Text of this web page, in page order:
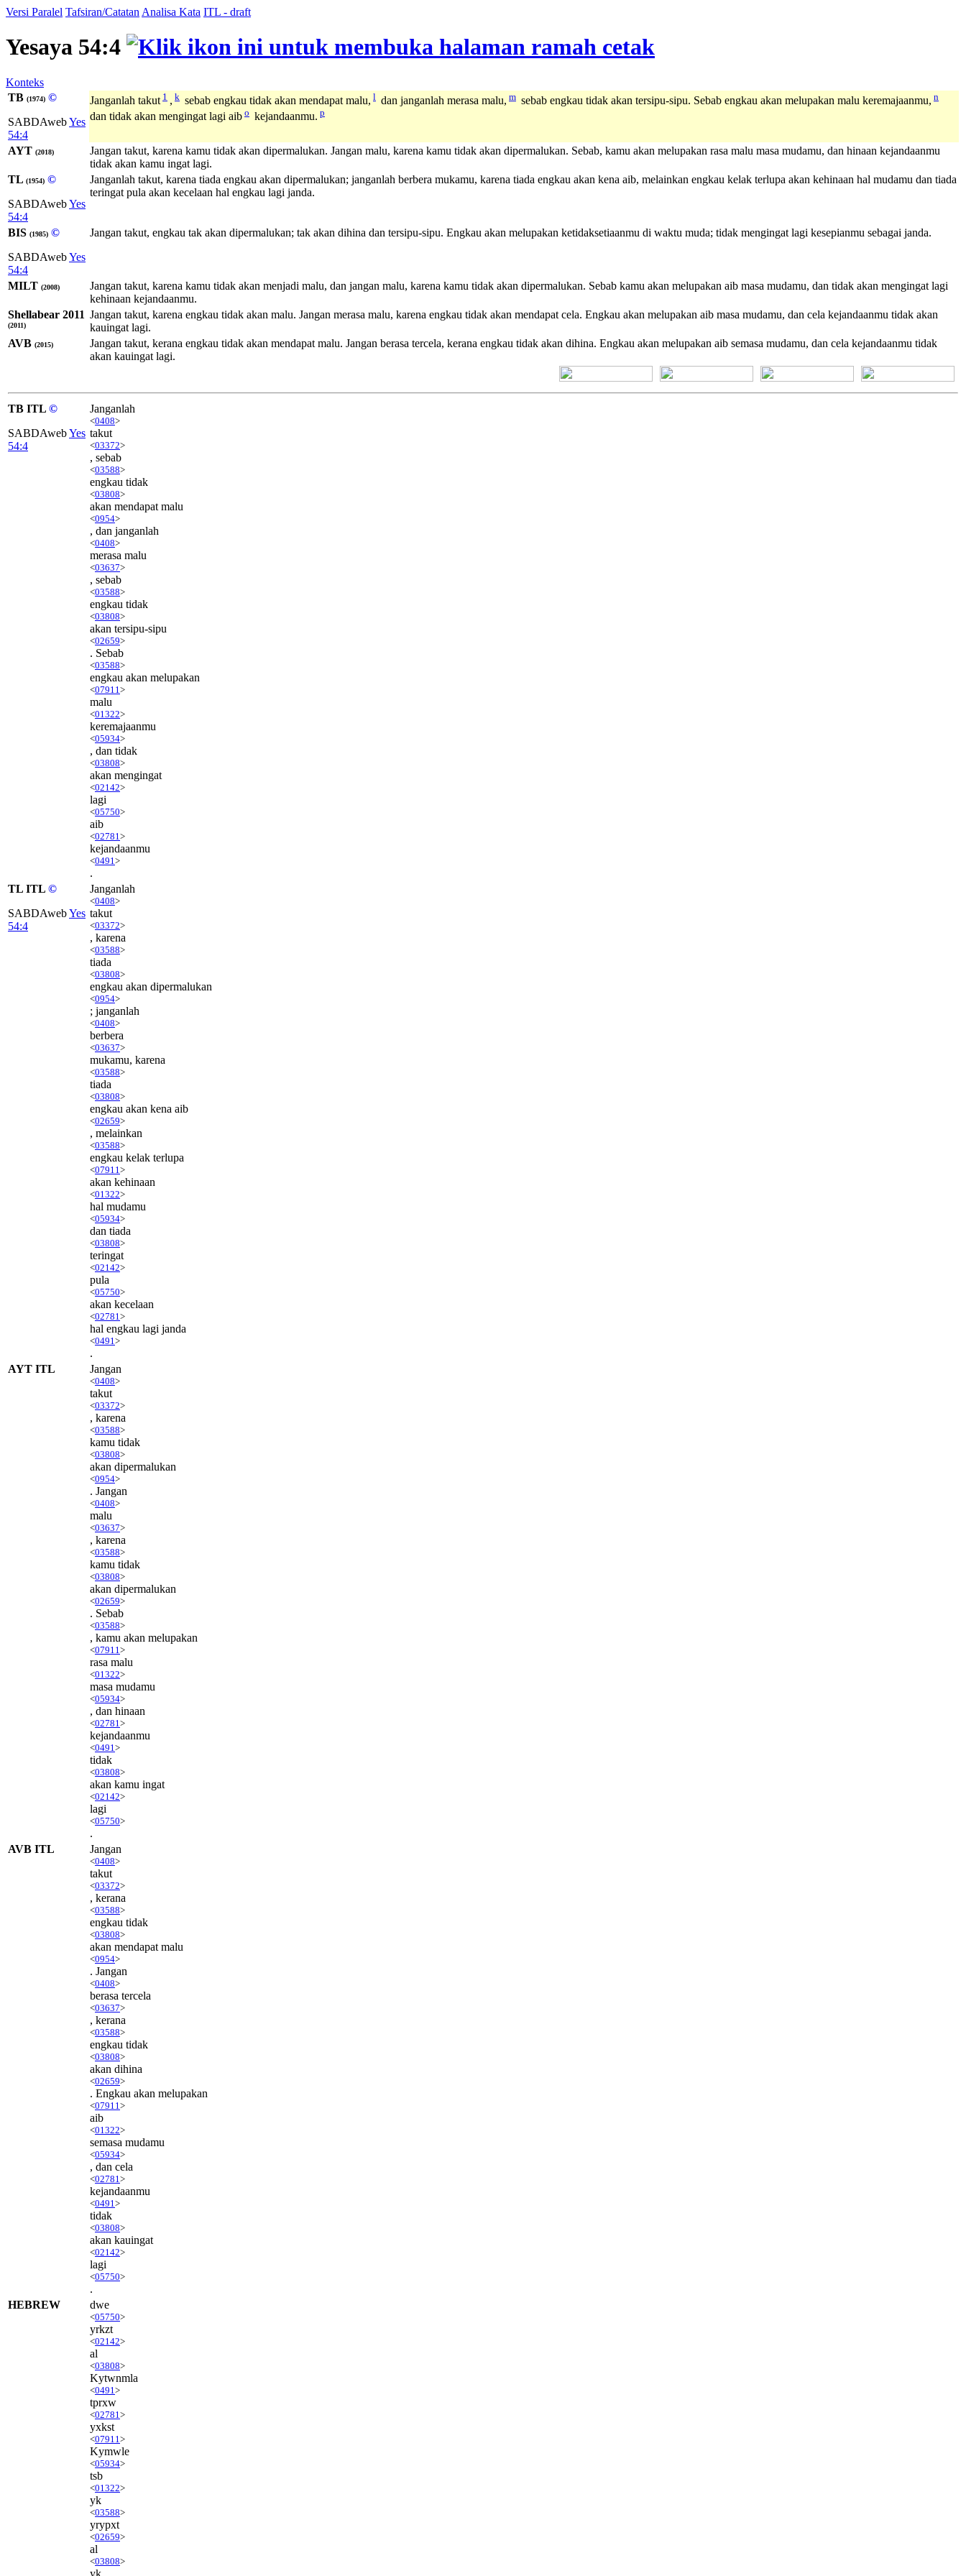
Versi Paralel Tafsiran/Catatan Analisa Kata ITL - draft
Yesaya 54:4
Konteks
TB (1974) ©
SABDAwebYes
54:4
Janganlah takut 1 , k sebab engkau tidak akan mendapat malu, l dan janganlah merasa malu, m sebab engkau tidak akan tersipu-sipu. Sebab engkau akan melupakan malu keremajaanmu, n
dan tidak akan mengingat lagi aib o kejandaanmu. p
AYT (2018)
Jangan takut, karena kamu tidak akan dipermalukan. Jangan malu, karena kamu tidak akan dipermalukan. Sebab, kamu akan melupakan rasa malu masa mudamu, dan hinaan kejandaanmu
tidak akan kamu ingat lagi.
TL (1954) ©
SABDAwebYes
54:4
Janganlah takut, karena tiada engkau akan dipermalukan; janganlah berbera mukamu, karena tiada engkau akan kena aib, melainkan engkau kelak terlupa akan kehinaan hal mudamu dan tiada
teringat pula akan kecelaan hal engkau lagi janda.
BIS (1985) ©
SABDAwebYes
54:4
Jangan takut, engkau tak akan dipermalukan; tak akan dihina dan tersipu-sipu. Engkau akan melupakan ketidaksetiaanmu di waktu muda; tidak mengingat lagi kesepianmu sebagai janda.
MILT (2008)
Jangan takut, karena kamu tidak akan menjadi malu, dan jangan malu, karena kamu tidak akan dipermalukan. Sebab kamu akan melupakan aib masa mudamu, dan tidak akan mengingat lagi
kehinaan kejandaanmu.
Shellabear 2011
(2011)
Jangan takut, karena engkau tidak akan malu. Jangan merasa malu, karena engkau tidak akan mendapat cela. Engkau akan melupakan aib masa mudamu, dan cela kejandaanmu tidak akan
kauingat lagi.
AVB (2015)
Jangan takut, kerana engkau tidak akan mendapat malu. Jangan berasa tercela, kerana engkau tidak akan dihina. Engkau akan melupakan aib semasa mudamu, dan cela kejandaanmu tidak
akan kauingat lagi.
TB ITL ©
SABDAwebYes
54:4
Janganlah
<0408>
takut
<03372>
, sebab
<03588>
engkau tidak
<03808>
akan mendapat malu
<0954>
, dan janganlah
<0408>
merasa malu
<03637>
, sebab
<03588>
engkau tidak
<03808>
akan tersipu-sipu
<02659>
. Sebab
<03588>
engkau akan melupakan
<07911 >
malu
<01322>
keremajaanmu
<05934>
, dan tidak
<03808>
akan mengingat
<02142>
lagi
<05750>
aib
<02781 >
kejandaanmu
<0491 >
.
TL ITL ©
SABDAwebYes
54:4
Janganlah
<0408>
takut
<03372>
, karena
<03588>
tiada
<03808>
engkau akan dipermalukan
<0954>
; janganlah
<0408>
berbera
<03637>
mukamu, karena
<03588>
tiada
<03808>
engkau akan kena aib
<02659>
, melainkan
<03588>
engkau kelak terlupa
<07911 >
akan kehinaan
<01322>
hal mudamu
<05934>
dan tiada
<03808>
teringat
<02142>
pula
<05750>
akan kecelaan
<02781 >
hal engkau lagi janda
<0491 >
.
AYT ITL
Jangan
<0408>
takut
<03372>
, karena
<03588>
kamu tidak
<03808>
akan dipermalukan
<0954>
. Jangan
<0408>
malu
<03637>
, karena
<03588>
kamu tidak
<03808>
akan dipermalukan
<02659>
. Sebab
<03588>
, kamu akan melupakan
<07911 >
rasa malu
<01322>
masa mudamu
<05934>
, dan hinaan
<02781 >
kejandaanmu
<0491 >
tidak
<03808>
akan kamu ingat
<02142>
lagi
<05750>
.
AVB ITL
Jangan
<0408>
takut
<03372>
, kerana
<03588>
engkau tidak
<03808>
akan mendapat malu
<0954>
. Jangan
<0408>
berasa tercela
<03637>
, kerana
<03588>
engkau tidak
<03808>
akan dihina
<02659>
. Engkau akan melupakan
<07911 >
aib
<01322>
semasa mudamu
<05934>
, dan cela
<02781 >
kejandaanmu
<0491 >
tidak
<03808>
akan kauingat
<02142>
lagi
<05750>
.
HEBREW
dwe
<05750>
yrkzt
<02142>
al
<03808>
Kytwnmla
<0491 >
tprxw
<02781 >
yxkst
<07911 >
Kymwle
<05934>
tsb
<01322>
yk
<03588>
yrypxt
<02659>
al
<03808>
yk